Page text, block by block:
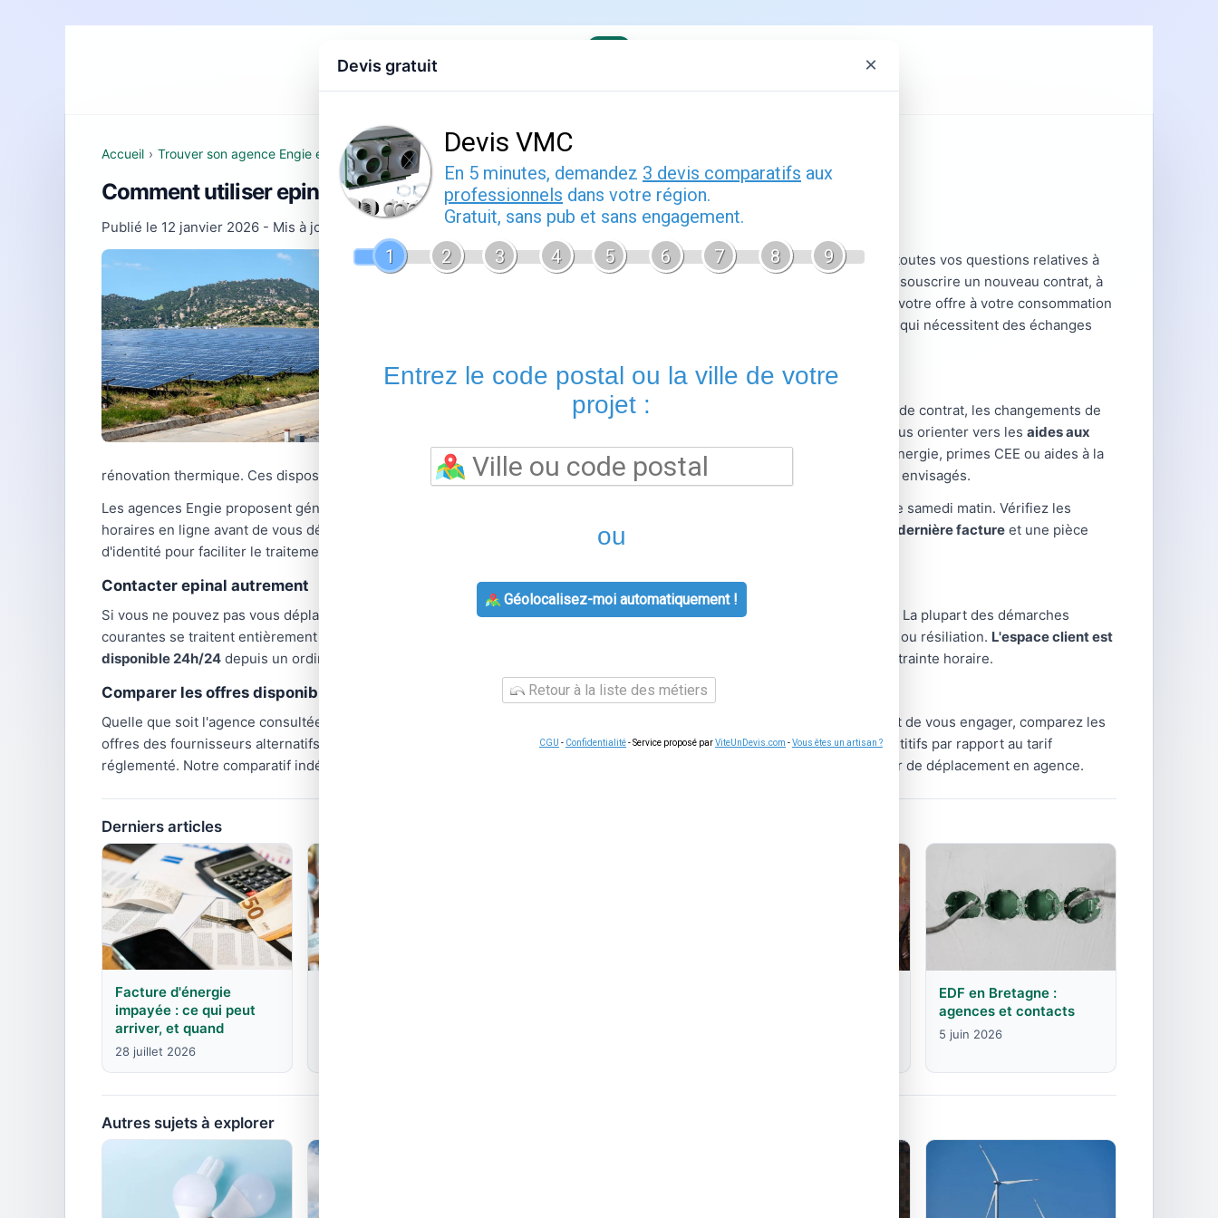
Accueil Devis gratuit Contact EDF Engie Fournisseurs Demenagement GRDF
Accueil › Trouver son agence Engie et comprendre ses offres › Engie en Grand Est
Comment utiliser epinal : guide pratique
Publié le 12 janvier 2026 - Mis à jour le
22 février 2026
Epinalvous permet de bénéficier d'un accompagnement personnalisé pour toutes vos questions relatives à
votre contrat d'énergie. Les conseillers de cette agence Engie vous aident à souscrire un nouveau contrat, à
gérer votre déménagement, à résoudre un litige de facturation ou à adapter votre offre à votre consommation
reste utile pour les situations complexes qui nécessitent des échanges
Services proposés par epinal
prend en charge les souscriptions, les modifications de contrat, les changements de
titulaire et les demandes de raccordement. Les conseillers peuvent aussi vous orienter vers les aides aux
travaux d'économies d'énergiedisponibles selon votre situation : chèque énergie, primes CEE ou aides à la
rénovation thermique. Ces dispositifs sont cumulables et peuvent représenter plusieurs centaines d'euros selon les travaux envisagés.
Les agences Engie proposent généralement des horaires d'ouverture du lundi au vendredi, avec parfois des permanences le samedi matin. Vérifiez les
horaires en ligne avant de vous déplacer, car certaines agences fonctionnent sur rendez-vous uniquement.
Apportez votre dernière facture et une pièce
d'identité pour faciliter le traitement de votre demande.
Contacter epinal autrement
Si vous ne pouvez pas vous déplacer en agence, contact engiereste accessible par téléphone et via l'espace client en ligne. La plupart des démarches
courantes se traitent entièrement à distance : relevé de compteur, changement de coordonnées, demande de régularisation ou résiliation. L'espace client est
disponible 24h/24 depuis un ordinateur ou un smartphone, ce qui permet de gérer vos démarches à votre rythme, sans contrainte horaire.
Comparer les offres disponibles dans votre secteur
Quelle que soit l'agence consultée,
sont identiques sur tout le territoire pour un même fournisseur. Avant de vous engager, comparez les
offres des fournisseurs alternatifs : TotalEnergies, Engie, Eni, Ohm Énergie ou Ekwateur proposent souvent des tarifs compétitifs par rapport au tarif
réglementé. Notre comparatif indépendant vous aide à trouver le contrat le plus avantageux pour votre foyer sans nécessiter de déplacement en agence.
Derniers articles
Facture d'énergie
impayée : ce qui peut
arriver, et quand
28 juillet 2026
EDF en Bretagne :
agences et contacts
5 juin 2026
Autres sujets à explorer
Devis gratuit ×